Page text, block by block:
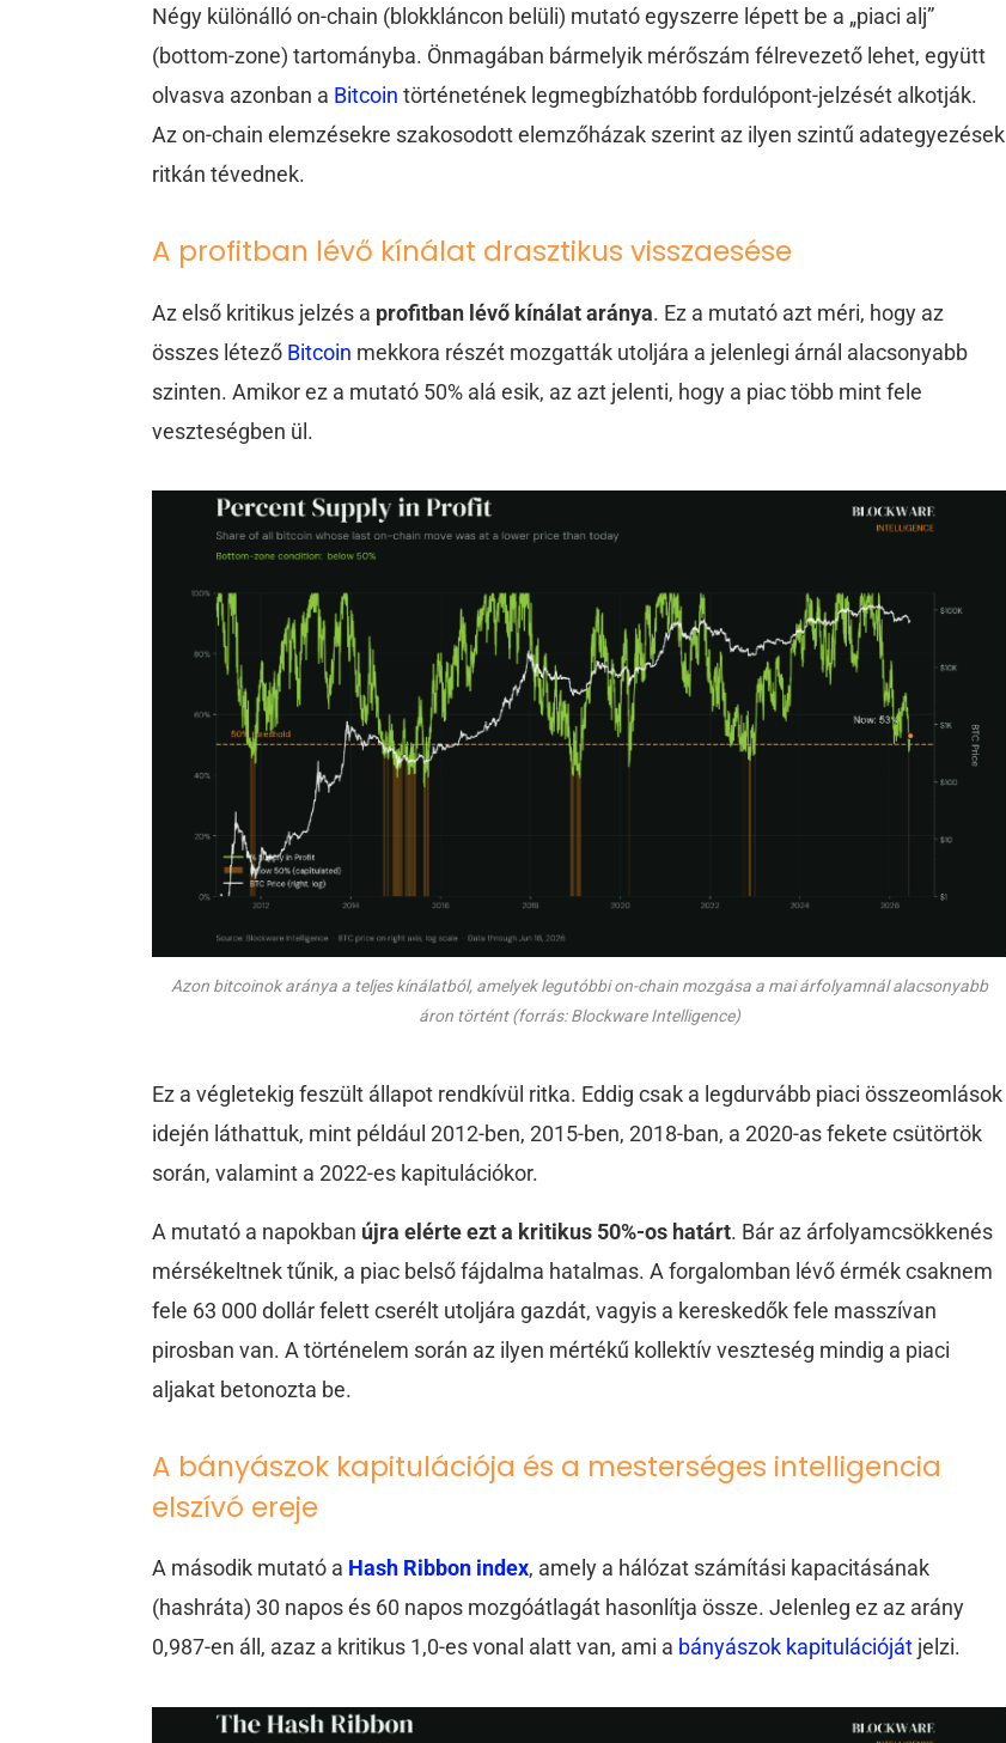
Négy különálló on-chain (blokkláncon belüli) mutató egyszerre lépett be a „piaci alj”
(bottom-zone) tartományba. Önmagában bármelyik mérőszám félrevezető lehet, együtt
olvasva azonban a Bitcointörténetének legmegbízhatóbb fordulópont-jelzését alkotják.
Az on-chain elemzésekre szakosodott elemzőházak szerint az ilyen szintű adategyezések
ritkán tévednek.
A profitban lévő kínálat drasztikus visszaesése
Az első kritikus jelzés a profitban lévő kínálat aránya. Ez a mutató azt méri, hogy az
összes létező Bitcoin mekkora részét mozgatták utoljára a jelenlegi árnál alacsonyabb
szinten. Amikor ez a mutató 50% alá esik, az azt jelenti, hogy a piac több mint fele
veszteségben ül.
Azon bitcoinok aránya a teljes kínálatból, amelyek legutóbbi on-chain mozgása a mai árfolyamnál alacsonyabb
áron történt (forrás: Blockware Intelligence)
Ez a végletekig feszült állapot rendkívül ritka. Eddig csak a legdurvább piaci összeomlások
idején láthattuk, mint például 2012-ben, 2015-ben, 2018-ban, a 2020-as fekete csütörtök
során, valamint a 2022-es kapitulációkor.
A mutató a napokban újra elérte ezt a kritikus 50%-os határt. Bár az árfolyamcsökkenés
mérsékeltnek tűnik, a piac belső fájdalma hatalmas. A forgalomban lévő érmék csaknem
fele 63 000 dollár felett cserélt utoljára gazdát, vagyis a kereskedők fele masszívan
pirosban van. A történelem során az ilyen mértékű kollektív veszteség mindig a piaci
aljakat betonozta be.
A bányászok kapitulációja és a mesterséges intelligencia
elszívó ereje
A második mutató a Hash Ribbon index, amely a hálózat számítási kapacitásának
(hashráta) 30 napos és 60 napos mozgóátlagát hasonlítja össze. Jelenleg ez az arány
0,987-en áll, azaz a kritikus 1,0-es vonal alatt van, ami a bányászok kapitulációját jelzi.